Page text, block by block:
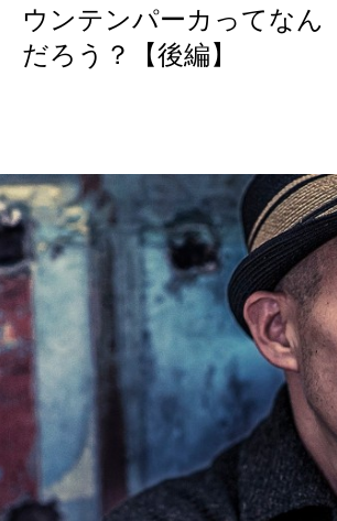
ウンテンパーカってなん
だろう？【後編】